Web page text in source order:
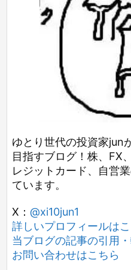
ゆとり世代の投資家jun
目指すブログ！株、FX
レジットカード、自営
ています。
X： @xi10jun1
詳しいプロフィールは
当ブログの記事の引用
お問い合わせはこちら